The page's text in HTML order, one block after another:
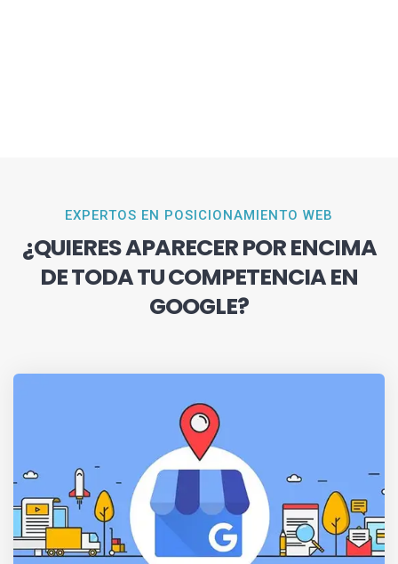
EXPERTOS EN POSICIONAMIENTO WEB
¿QUIERES APARECER POR ENCIMA
DE TODA TU COMPETENCIA EN
GOOGLE?